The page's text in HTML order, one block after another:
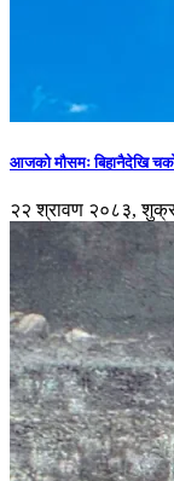
आजको मौसमः बिहानैदेखि
२२ श्रावण २०८३,